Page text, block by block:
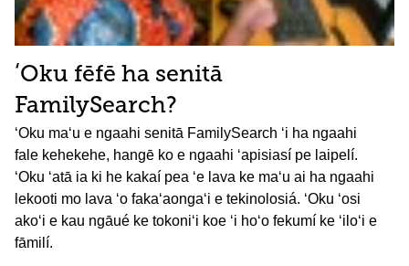
ʻOku fēfē ha senitā
FamilySearch?
ʻOku maʻu e ngaahi senitā FamilySearch ʻi ha ngaahi
fale kehekehe, hangē ko e ngaahi ʻapisiasí pe laipelí.
ʻOku ʻatā ia ki he kakaí pea ʻe lava ke maʻu ai ha ngaahi
lekooti mo lava ʻo fakaʻaongaʻi e tekinolosiá. ʻOku ʻosi
akoʻi e kau ngāué ke tokoniʻi koe ʻi hoʻo fekumí ke ʻiloʻi e
fāmilí.